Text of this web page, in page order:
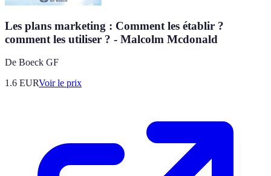
Les plans marketing : Comment les établir ?
comment les utiliser ? - Malcolm Mcdonald
De Boeck GF
1.6 EURVoir le prix